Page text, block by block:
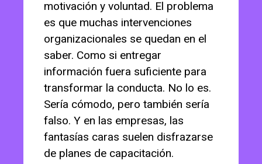
motivación y voluntad. El problema
es que muchas intervenciones
organizacionales se quedan en el
saber. Como si entregar
información fuera suficiente para
transformar la conducta. No lo es.
Sería cómodo, pero también sería
falso. Y en las empresas, las
fantasías caras suelen disfrazarse
de planes de capacitación.